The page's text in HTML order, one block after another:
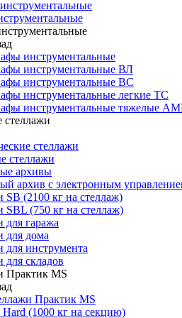
инструментальные
инструментальные ВЛ
инструментальные ВС
инструментальные легкие ТС
инструментальные тяжелые
стеллажи
стеллажи
стеллажи
архивы
архив с электронным
SB (2100 кг на стеллаж)
SBL (750 кг на стеллаж)
для гаража
для дома
для инструмента
для складов
Практик MS
Практик MS
Hard (1000 кг на секцию)